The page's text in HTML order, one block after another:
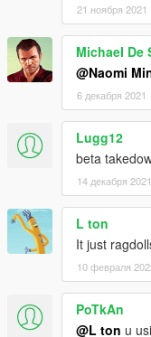
21 ноября 2021
MichaeI De
@Naomi
6 декабря 2021
Lugg12
beta
14 декабря 2021
L ton
It just
10 февраля
PoTkAn
@L ton u